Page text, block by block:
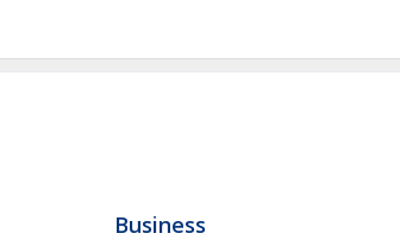
Business